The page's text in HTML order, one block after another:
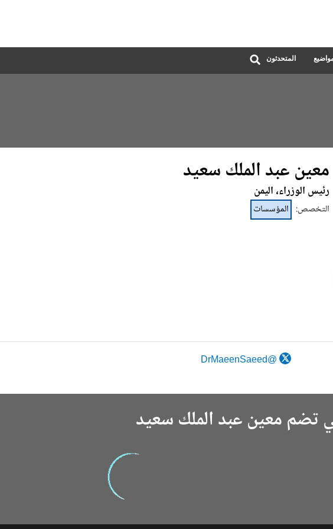
المتحدثون Global
Search
معين عبد الملك سعيد
رئيس الوزراء، اليمن
التخصص: المؤسسات
@DrMaeenSaeed
تضم معين عبد الملك سعيد